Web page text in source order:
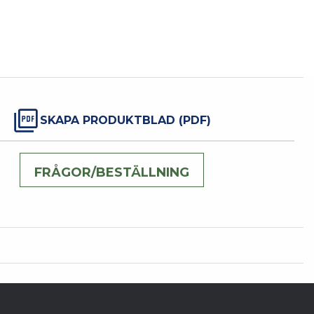
SKAPA PRODUKTBLAD (PDF)
FRÅGOR/BESTÄLLNING